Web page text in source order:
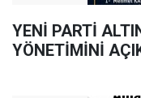
YENİ PARTİ
YÖNETİMİNİ